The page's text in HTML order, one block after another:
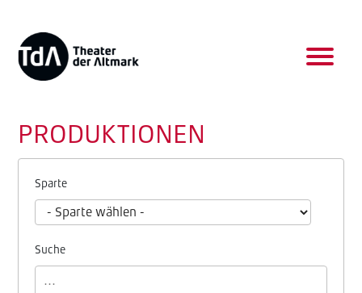
PRODUKTIONEN
Sparte
Suche